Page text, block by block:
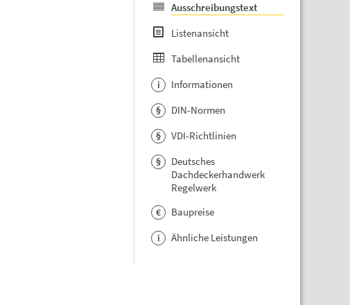
Ausschreibungstext
Listenansicht
Tabellenansicht
i Informationen
§ DIN-Normen
§ VDI-Richtlinien
§
Deutsches
Dachdeckerhandwerk
Regelwerk
€ Baupreise
i Ähnliche Leistungen